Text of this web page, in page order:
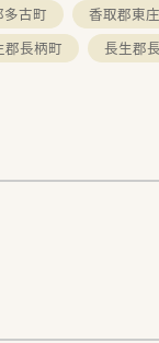
古町 香取郡東
郡長柄町 長生郡